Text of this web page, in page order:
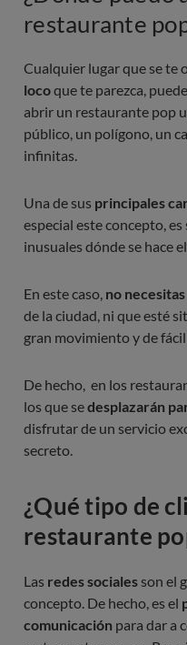
restaurante
Cualquier lugar que se te
locoque te parezca,
abrir un restaurante pop
público, un polígono, un
infinitas.
Una de sus principales
especial este concepto,
inusuales dónde se hace
En este caso, no
de la ciudad, ni que esté
gran movimiento y de fácil
De hecho, en los
los que sedesplazarán
disfrutar de un servicio
secreto.
¿Qué tipo de
restaurante
Las redes sociales son el
concepto. De hecho, es el
comunicación para dar a